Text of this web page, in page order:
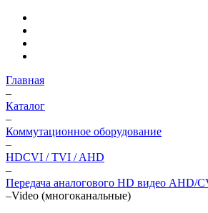
Главная
–
Каталог
–
Коммутационное оборудование
–
HDCVI / TVI / AHD
–
Передача аналогового HD видео AHD/
–Video (многоканальные)